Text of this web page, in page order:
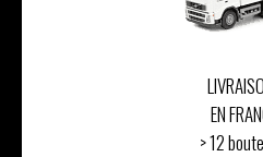
EN
> 12